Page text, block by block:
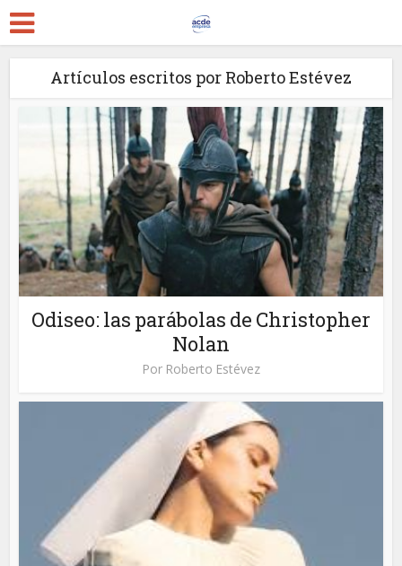
Artículos escritos por Roberto Estévez
Odiseo: las parábolas de Christopher
Nolan
Por Roberto Estévez